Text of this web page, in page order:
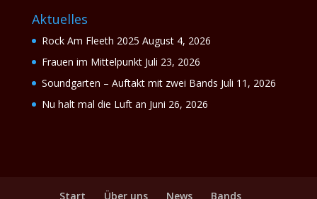
Aktuelles
Rock Am Fleeth 2025 August 4, 2026
Frauen im Mittelpunkt Juli 23, 2026
Soundgarten – Auftakt mit zwei Bands Juli 11, 2026
Nu halt mal die Luft an Juni 26, 2026
Start Über uns News Bands